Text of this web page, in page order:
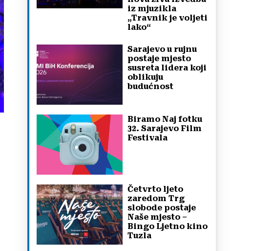
iz mjuzikla
„Travnik je voljeti
lako“
Sarajevo u rujnu
postaje mjesto
susreta lidera koji
oblikuju
budućnost
Biramo Naj fotku
32. Sarajevo Film
Festivala
Četvrto ljeto
zaredom Trg
slobode postaje
Naše mjesto –
Bingo Ljetno kino
Tuzla